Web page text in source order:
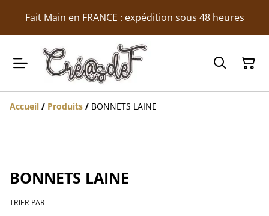
Fait Main en FRANCE : expédition sous 48 heures
Accueil / Produits / BONNETS LAINE
BONNETS LAINE
TRIER PAR